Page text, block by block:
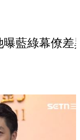
藍綠幕僚差